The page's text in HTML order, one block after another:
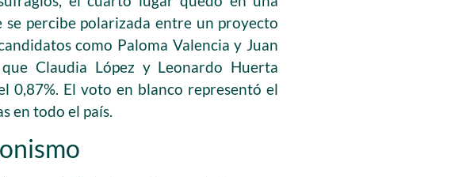
percibe polarizada entre un proyecto
como Paloma Valencia y Juan
Claudia López y Leonardo Huerta
0,87%. El voto en blanco representó el
en todo el país.